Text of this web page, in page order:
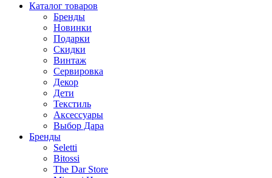
Каталог товаров
Бренды
Новинки
Подарки
Скидки
Винтаж
Сервировка
Декор
Дети
Текстиль
Аксессуары
Выбор Дара
Бренды
Seletti
Bitossi
The Dar Store